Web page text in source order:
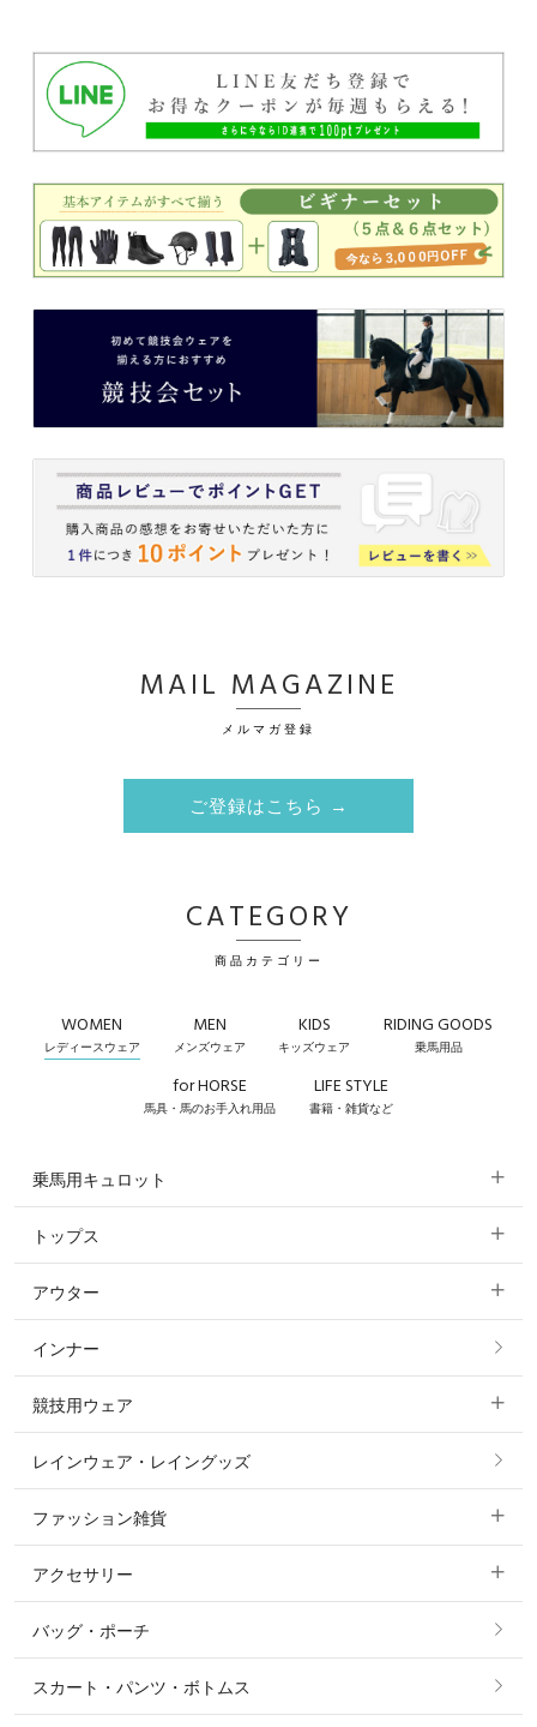
MAIL MAGAZINE
メルマガ登録
ご登録はこちら →
CATEGORY
商品カテゴリー
WOMEN
レディースウェア
MEN
メンズウェア
KIDS
キッズウェア
RIDING GOODS
乗馬用品
for HORSE
馬具・馬のお手入れ用品
LIFE STYLE
書籍・雑貨など
乗馬用キュロット
すべてのキュロット
フルグリップ・尻革 キュロット
ニーグリップ・膝革 キュロット
トップス
すべてのトップス
ポロシャツ
カットソー・Tシャツ・タンクトップ
パーカー・トレーナー・スウェット
ニット・セーター
シャツ・ブラウス・ワンピース
アウター
すべてのアウター
コート
ジャケット・ブルゾン
その他 アウター
インナー
競技用ウェア
すべての競技用ウェア
ショージャケット
ショーシャツ
レインウェア・レイングッズ
ファッション雑貨
すべてのファッション雑貨
ソックス
ベルト
アクセサリー
すべてのアクセサリー
リング
バッグ・ポーチ
スカート・パンツ・ボトムス